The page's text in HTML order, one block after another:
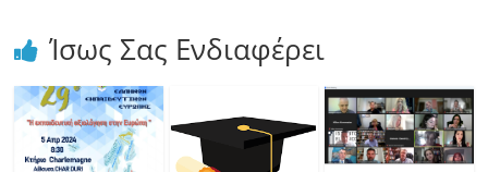
Ίσως Σας Ενδιαφέρει